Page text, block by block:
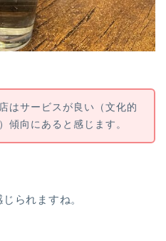
はサービスが良い（文化的
傾向にあると感じます。
られますね。